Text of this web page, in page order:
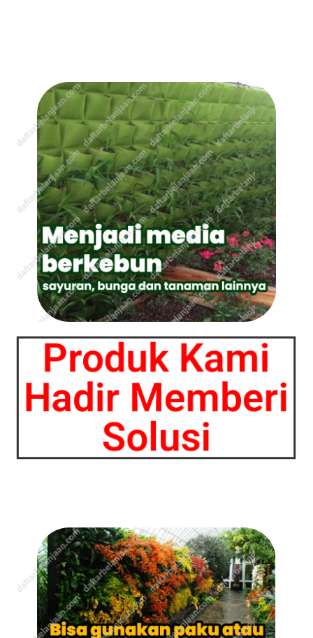
Produk Kami
Hadir Memberi
Solusi